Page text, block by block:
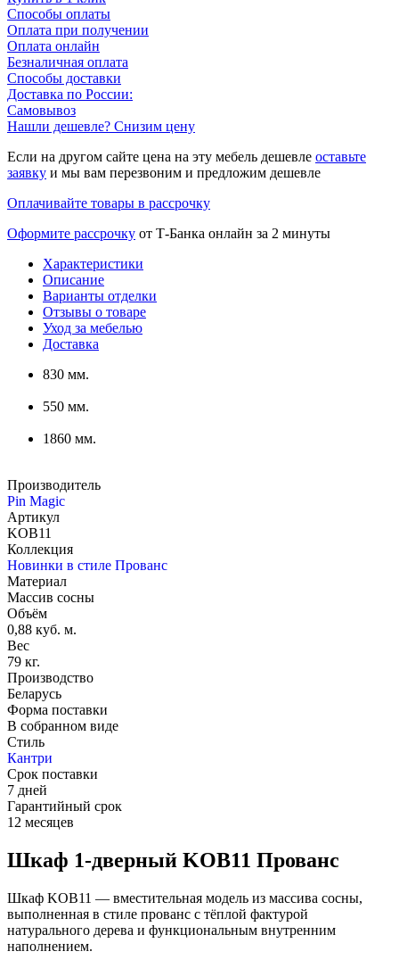
Способы оплаты
Оплата при получении
Оплата онлайн
Безналичная оплата
Способы доставки
Доставка по России:
Самовывоз
Нашли дешевле? Снизим цену
Если на другом сайте цена на эту мебель дешевле оставьте
заявку и мы вам перезвоним и предложим дешевле
Оплачивайте товары в рассрочку
Оформите рассрочку от Т-Банка онлайн за 2 минуты
Характеристики
Описание
Варианты отделки
Отзывы о товаре
Уход за мебелью
Доставка
830 мм.
550 мм.
1860 мм.
Производитель
Pin Magic
Артикул
KOB11
Коллекция
Новинки в стиле Прованс
Материал
Массив сосны
Объём
0,88 куб. м.
Вес
79 кг.
Производство
Беларусь
Форма поставки
В собранном виде
Стиль
Кантри
Срок поставки
7 дней
Гарантийный срок
12 месяцев
Шкаф 1-дверный KOB11 Прованс
Шкаф KOB11 — вместительная модель из массива сосны,
выполненная в стиле прованс с тёплой фактурой
натурального дерева и функциональным внутренним
наполнением.